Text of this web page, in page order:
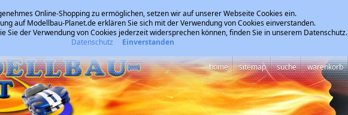
home sitemap suche warenkorb
Online-Shopping zu ermöglichen, setzen wir auf unserer Webseite Cookies ein.
auf Modellbau-Planet.de erklären Sie sich mit der Verwendung von Cookies einverstanden.
Sie der Verwendung von Cookies jederzeit widersprechen können, finden Sie in unserem Datenschutz.
Datenschutz
Einverstanden